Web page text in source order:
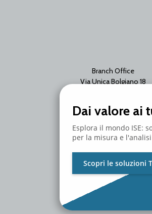
Branch Office
Via Unica Bolgiano 18
T. +39 02 2153663
Dai valore ai
Esplora il mondo ISE:
per la misura e
Scopri le soluzioni